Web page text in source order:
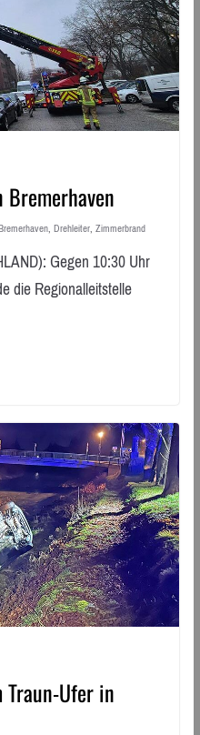
, Drehleiter, Zimmerbrand
Gegen 10:30 Uhr
die Regionalleitstelle
Traun-Ufer in